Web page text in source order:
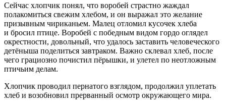
Сейчас хлопчик понял, что воробей страстно жаждал
полакомиться свежим хлебом, и он выражал это желание
призывным чириканьем. Малец отломил кусочек хлеба
и бросил птице. Воробей с победным видом гордо оглядел
окрестности, довольный, что удалось заставить человеческого
детёныша поделиться завтраком. Важно склевал хлеб, после
чего грациозно почистил пёрышки, и улетел по неотложным
птичьим делам.
Хлопчик проводил пернатого взглядом, продолжил уплетать
хлеб и возобновил прерванный осмотр окружающего мира.